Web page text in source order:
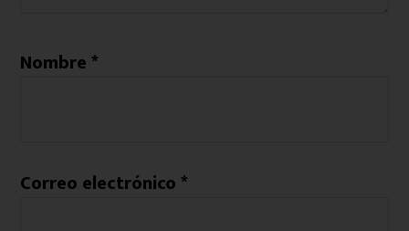
Nombre *
Correo electrónico *